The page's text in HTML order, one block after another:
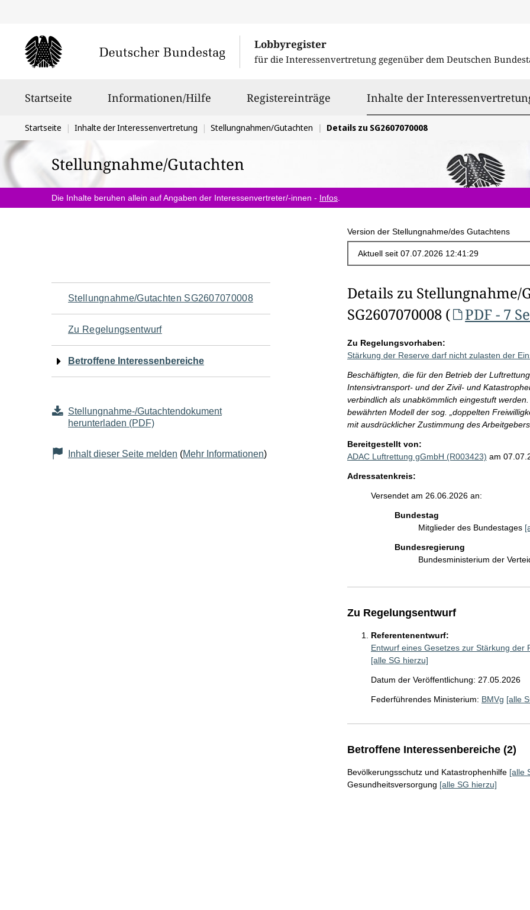
Lobbyregister
für die Interessenvertretung gegenüber dem Deutschen
Startseite Informationen/Hilfe Registereinträge Inhalte der
Sie
befinden
sich
hier:
Startseite Inhalte der Interessenvertretung Stellungnahmen/Gutachten Details zu SG2607070008
Stellungnahme/Gutachten
Die Inhalte beruhen allein auf Angaben der Interessenvertreter/-innen - Infos
Version der Stellungnahme/des Gutachtens
Navigation
für
den
Seiteninhalt
Stellungnahme/Gutachten SG2607070008
Zu Regelungsentwurf
Betroffene Interessenbereiche
Stellungnahme-/Gutachtendokument
herunterladen (PDF)
Inhalt dieser Seite melden (Mehr Informationen)
Details zu Stellungnahme/
SG2607070008 (
PDF - 7
Zu Regelungsvorhaben:
Stärkung der Reserve darf nicht zulasten der
Beschäftigten, die für den Betrieb der
Intensivtransport- und der Zivil- und
verbindlich als unabkömmlich eingestuft
bewährten Modell der sog. „doppelten
mit ausdrücklicher Zustimmung des
Bereitgestellt von:
ADAC Luftrettung gGmbH (R003423) am
Adressatenkreis:
Versendet am 26.06.2026 an:
Bundestag
Mitglieder des Bundestages
Bundesregierung
Bundesministerium der
Zu Regelungsentwurf
Referentenentwurf:
Entwurf eines Gesetzes zur Stärkung
[alle SG hierzu]
Datum der Veröffentlichung: 27.05.2026
Federführendes Ministerium: BMVg [alle
Betroffene Interessenbereiche (2)
Bevölkerungsschutz und Katastrophenhilfe [alle
Gesundheitsversorgung [alle SG hierzu]